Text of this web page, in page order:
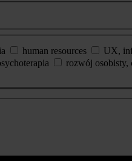
human resources UX,
rozwój osobisty,